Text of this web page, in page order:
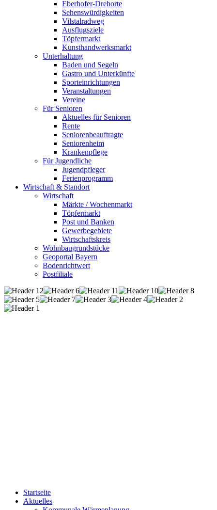
Eberhofer-Drehorte
Sehenswürdigkeiten
Vilstalradweg
Ausflugsziele
Töpfermarkt
Kunsthandwerksmarkt
Unterhaltung
Baden und Segeln
Gastro und Unterkünfte
Sporteinrichtungen
Veranstaltungen
Vereine
Für Senioren
Aktuelles für Senioren
Rente
Seniorenbeauftragte
Seniorenheim
Krankenpflege
Für Jugendliche
Jugendpfleger
Ferienprogramm
Wirtschaft & Standort
Wirtschaft
Märkte / Wochenmarkt
Töpfermarkt
Post und Banken
Gewerbegebiete
Wirtschaftskreis
Wohnbaugrundstücke
Geoportal Bayern
Bodenrichtwert
Postfiliale
Startseite
Aktuelles